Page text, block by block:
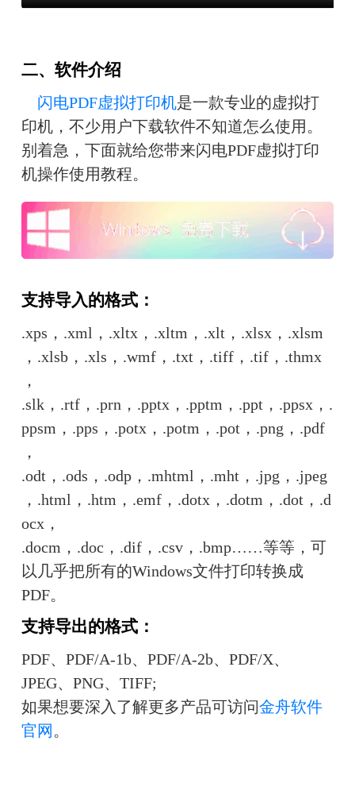
二、软件介绍
闪电PDF虚拟打印机是一款专业的虚拟打
印机，不少用户下载软件不知道怎么使用。
别着急，下面就给您带来闪电PDF虚拟打印
机操作使用教程。
支持导入的格式：
.xps，.xml，.xltx，.xltm，.xlt，.xlsx，.xlsm
，.xlsb，.xls，.wmf，.txt，.tiff，.tif，.thmx
，
.slk，.rtf，.prn，.pptx，.pptm，.ppt，.ppsx，.
ppsm，.pps，.potx，.potm，.pot，.png，.pdf
，
.odt，.ods，.odp，.mhtml，.mht，.jpg，.jpeg
，.html，.htm，.emf，.dotx，.dotm，.dot，.d
ocx，
.docm，.doc，.dif，.csv，.bmp……等等，可
以几乎把所有的Windows文件打印转换成
PDF。
支持导出的格式：
PDF、PDF/A-1b、PDF/A-2b、PDF/X、
JPEG、PNG、TIFF;
如果想要深入了解更多产品可访问金舟软件
官网 。